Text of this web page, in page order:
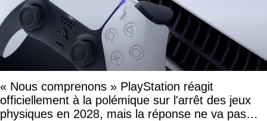
« Nous comprenons » PlayStation réagit
officiellement à la polémique sur l'arrêt des jeux
physiques en 2028, mais la réponse ne va pas